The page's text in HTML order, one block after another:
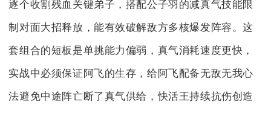
逐个收割残血关键弟子，搭配公子羽的减真气技能限
制对面大招释放，能有效破解敌方多核爆发阵容。这
套组合的短板是单挑能力偏弱，真气消耗速度更快，
实战中必须保证阿飞的生存，给阿飞配备无敌无我心
法避免中途阵亡断了真气供给，快活王持续抗伤创造